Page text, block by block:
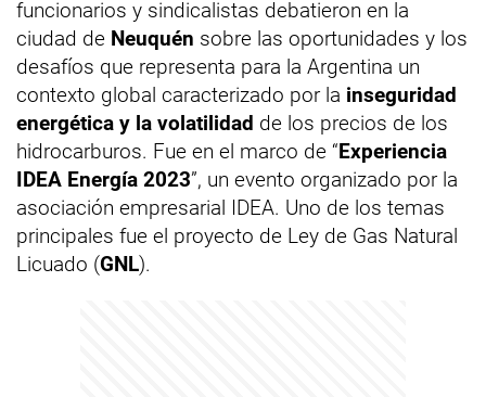
funcionarios y sindicalistas debatieron en la
ciudad de Neuquén sobre las oportunidades y los
desafíos que representa para la Argentina un
contexto global caracterizado por la inseguridad
energética y la volatilidad de los precios de los
hidrocarburos. Fue en el marco de “Experiencia
IDEA Energía 2023”, un evento organizado por la
asociación empresarial IDEA. Uno de los temas
principales fue el proyecto de Ley de Gas Natural
Licuado (GNL).